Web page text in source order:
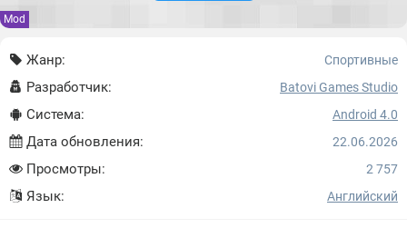
Mod
Жанр: Спортивные
Разработчик: Batovi Games Studio
Система: Android 4.0
Дата обновления: 22.06.2026
Просмотры: 2 757
Язык: Английский